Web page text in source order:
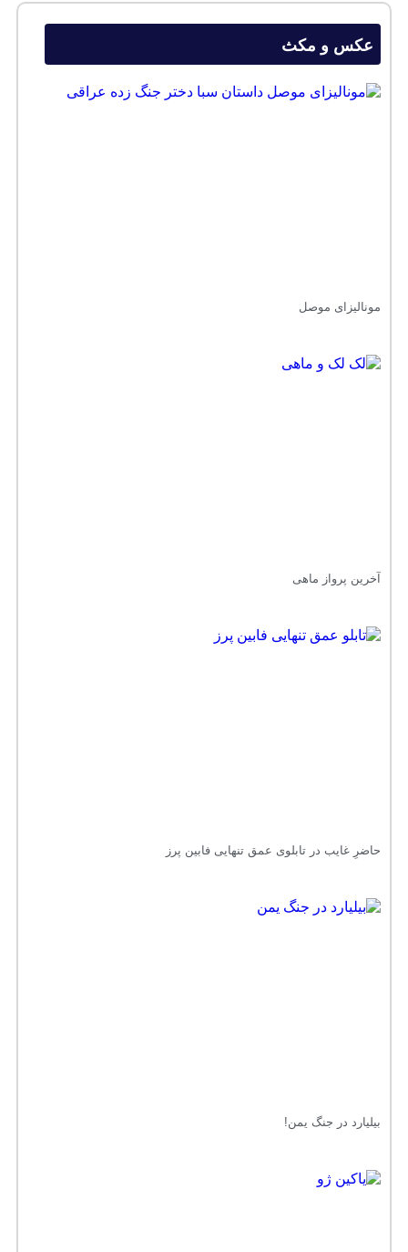
عکس و مکث
مونالیزای موصل
آخرین پرواز ماهی
حاضرِ غایب در تابلوی عمق تنهایی فابین پرز
بیلیارد در جنگ یمن!